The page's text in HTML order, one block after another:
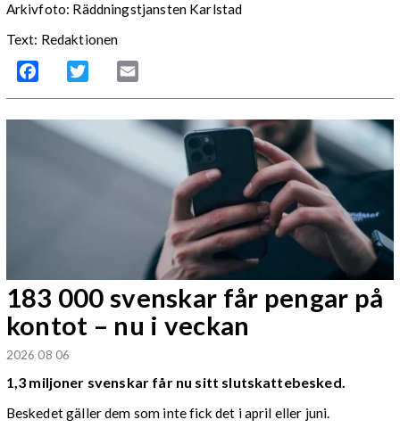
Arkivfoto: Räddningstjansten Karlstad
Text: Redaktionen
Facebook Twitter
183 000 svenskar får pengar på
kontot – nu i veckan
2026 08 06
1,3 miljoner svenskar får nu sitt slutskattebesked.
Beskedet gäller dem som inte fick det i april eller juni.